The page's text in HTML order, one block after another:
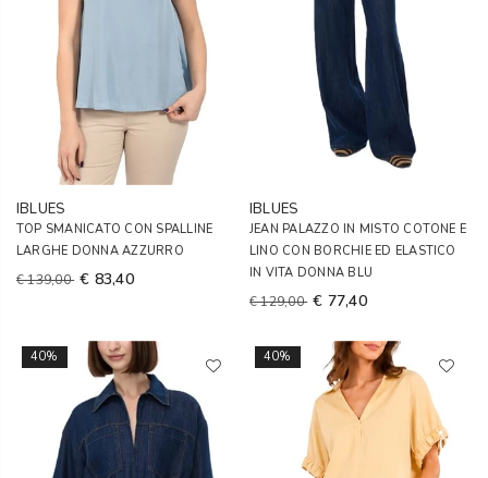
IBLUES
TOP SMANICATO CON SPALLINE
LARGHE DONNA AZZURRO
€ 139,00 € 83,40
IBLUES
JEAN PALAZZO IN MISTO COTONE E
LINO CON BORCHIE ED ELASTICO
IN VITA DONNA BLU
€ 129,00 € 77,40
40% 40%